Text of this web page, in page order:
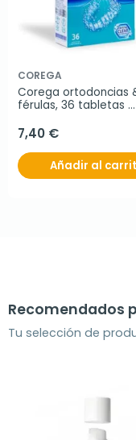
COREGA
Corega ortodoncias
férulas, 36 tabletas
7,40 €
Añadir al
Recomendados
Tu selección de